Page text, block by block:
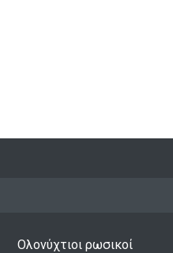
Ολονύχτιοι ρωσικοί